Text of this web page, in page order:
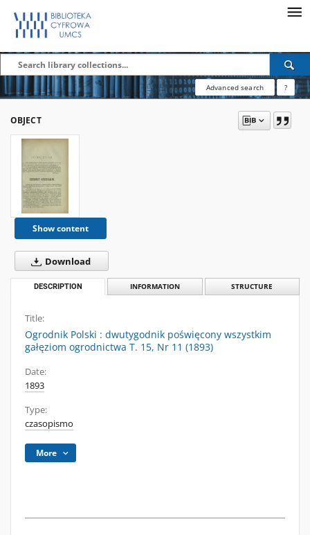
Advanced search ?
OBJECT
Show content
Download
DESCRIPTION INFORMATION STRUCTURE
Title:
Ogrodnik Polski : dwutygodnik poświęcony wszystkim
gałęziom ogrodnictwa T. 15, Nr 11 (1893)
Date:
1893
Type:
czasopismo
More